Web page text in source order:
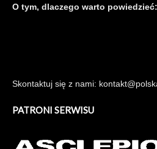
O tym, dlaczego warto
Skontaktuj się z nami:
PATRONI SERWISU